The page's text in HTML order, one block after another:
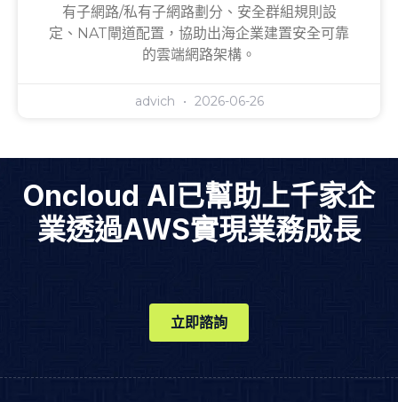
有子網路/私有子網路劃分、安全群組規則設
定、NAT閘道配置，協助出海企業建置安全可靠
的雲端網路架構。
advich 2026-06-26
Oncloud AI已幫助上千家企
業透過AWS實現業務成長
立即諮詢